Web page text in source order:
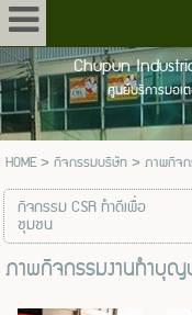
Chupun Industrial
ศูนย์บริการมอเตอร์ครบวง
HOME> กิจกรรมบริษัท> ภาพกิจ
กิจกรรม CSR ทำดีเพื่อ
ชุมชน
ภาพกิจกรรมงานทำบุ